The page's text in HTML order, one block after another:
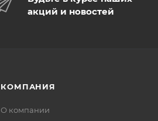
акций и новостей
КОМПАНИЯ
О компании